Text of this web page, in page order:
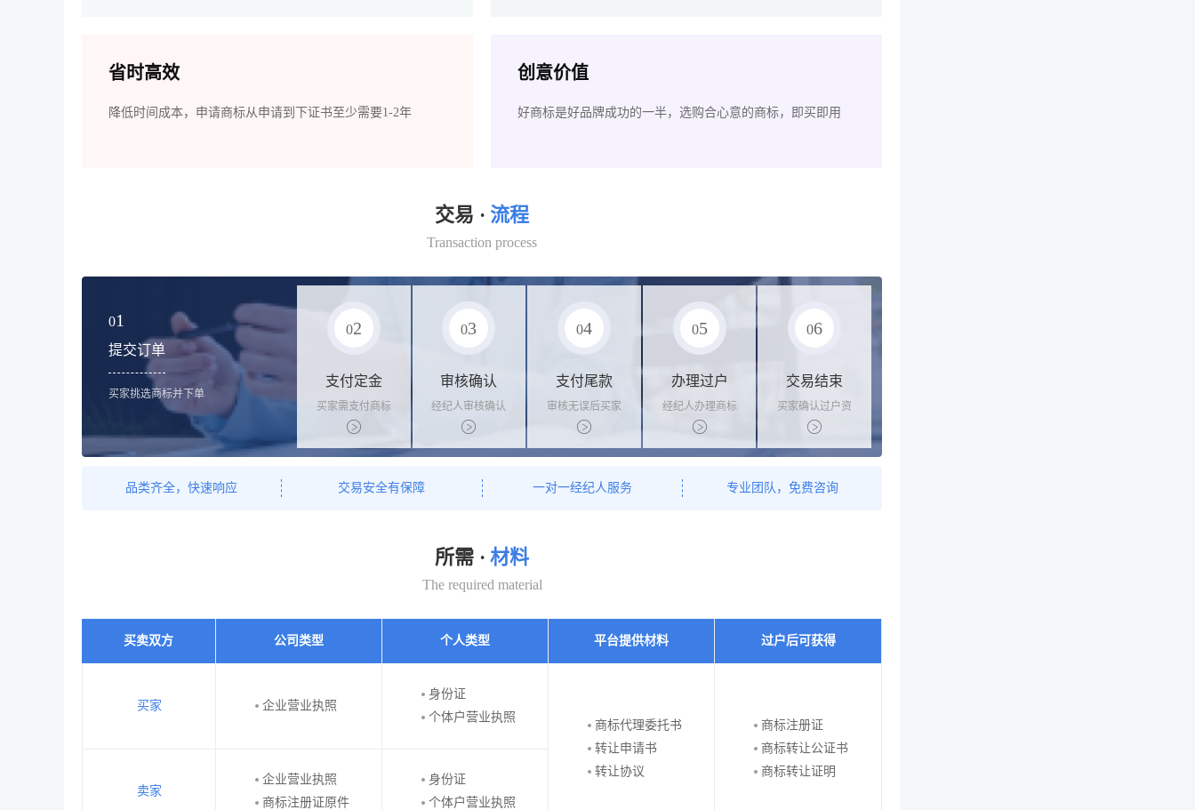
省时高效
降低时间成本，申请商标从申请到下证书至少需要1-2年
创意价值
好商标是好品牌成功的一半，选购合心意的商标，即买即用
交易 · 流程
Transaction process
01
提交订单
买家挑选商标并下单
02
支付定金
买家需支付商标
标价的10%的购
买订金
03
审核确认
经纪人审核确认
商标状态
04
支付尾款
审核无误后买家
支付尾款，卖家
办理相关手续
05
办理过户
经纪人办理商标
转让手续，交付
相关证书
06
交易结束
买家确认过户资
料后，平台解冻
资金支付卖家
品类齐全，快速响应 交易安全有保障 一对一经纪人服务 专业团队，免费咨询
所需 · 材料
The required material
买卖双方 公司类型 个人类型 平台提供材料 过户后可获得
买家 企业营业执照
身份证
个体户营业执照
商标代理委托书
转让申请书
转让协议
商标注册证
商标转让公证书
商标转让证明
卖家
企业营业执照
商标注册证原件
身份证
个体户营业执照